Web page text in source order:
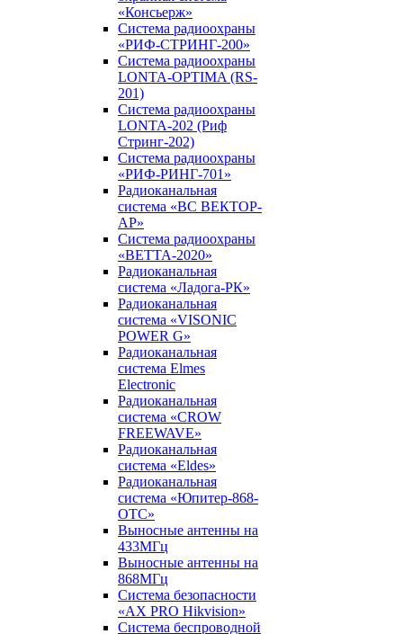
«Консьерж»
Система радиоохраны
«РИФ-СТРИНГ-200»
Система радиоохраны
LONTA-OPTIMA (RS-
201)
Система радиоохраны
LONTA-202 (Риф
Стринг-202)
Система радиоохраны
«РИФ-РИНГ-701»
Радиоканальная
система «ВС ВЕКТОР-
АР»
Система радиоохраны
«ВЕТТА-2020»
Радиоканальная
система «Ладога-РК»
Радиоканальная
система «VISONIC
POWER G»
Радиоканальная
система Elmes
Electronic
Радиоканальная
система «CROW
FREEWAVE»
Радиоканальная
система «Eldes»
Радиоканальная
система «Юпитер-868-
ОТС»
Выносные антенны на
433МГц
Выносные антенны на
868МГц
Система безопасности
«AX PRO Hikvision»
Система беспроводной